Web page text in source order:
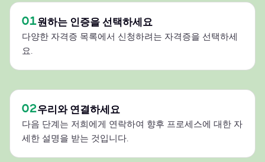
01원하는 인증을 선택하세요
다양한 자격증 목록에서 신청하려는 자격증을 선택하세
요.
02우리와 연결하세요
다음 단계는 저희에게 연락하여 향후 프로세스에 대한 자
세한 설명을 받는 것입니다.